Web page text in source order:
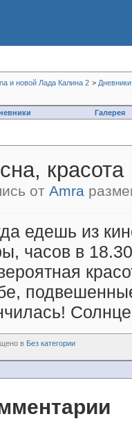
и новой Лада Калина 2 > Дневники
Галерея
красота
от Amra
едешь из
часов в
в Без категории